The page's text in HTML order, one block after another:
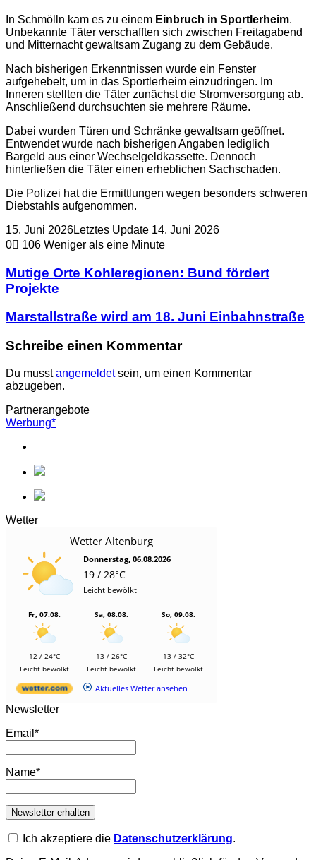
In Schmölln kam es zu einem Einbruch in Sportlerheim.
Unbekannte Täter verschafften sich zwischen Freitagabend
und Mitternacht gewaltsam Zugang zu dem Gebäude.
Nach bisherigen Erkenntnissen wurde ein Fenster
aufgehebelt, um in das Sportlerheim einzudringen. Im
Inneren stellten die Täter zunächst die Stromversorgung ab.
Anschließend durchsuchten sie mehrere Räume.
Dabei wurden Türen und Schränke gewaltsam geöffnet.
Entwendet wurde nach bisherigen Angaben lediglich
Bargeld aus einer Wechselgeldkassette. Dennoch
hinterließen die Täter einen erheblichen Sachschaden.
Die Polizei hat die Ermittlungen wegen besonders schweren
Diebstahls aufgenommen.
15. Juni 2026Letztes Update 14. Juni 2026
0
106 Weniger als eine Minute
Mutige Orte Kohleregionen: Bund fördert
Projekte
Marstallstraße wird am 18. Juni Einbahnstraße
Schreibe einen Kommentar
Du musstangemeldetsein, um einen Kommentar
abzugeben.
Partnerangebote
Werbung*
Wetter
Wetter Altenburg
Donnerstag, 06.08.2026
19 / 28°C
Leicht bewölkt
Fr, 07.08.
12 / 24°C
Leicht bewölkt
Sa, 08.08.
13 / 26°C
Leicht bewölkt
So, 09.08.
13 / 32°C
Leicht bewölkt
Aktuelles Wetter ansehen
Newsletter
Email*
Name*
Ich akzeptiere die Datenschutzerklärung.